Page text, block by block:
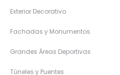
Exterior Decorativo
Fachadas y Monumentos
Grandes Áreas Deportivas
Túneles y Puentes